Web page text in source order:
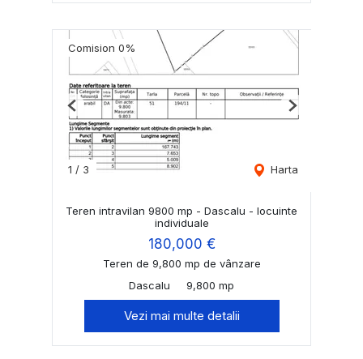
Comision 0%
1 / 3 Harta
Previous Next
Teren intravilan 9800 mp - Dascalu - locuinte
individuale
180,000 €
Teren de 9,800 mp de vânzare
Dascalu
9,800 mp
Vezi mai multe detalii